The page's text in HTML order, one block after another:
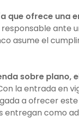
que ofrece una
ante
asume el
sobre plano,
la entrada en
a ofrecer
entregan como